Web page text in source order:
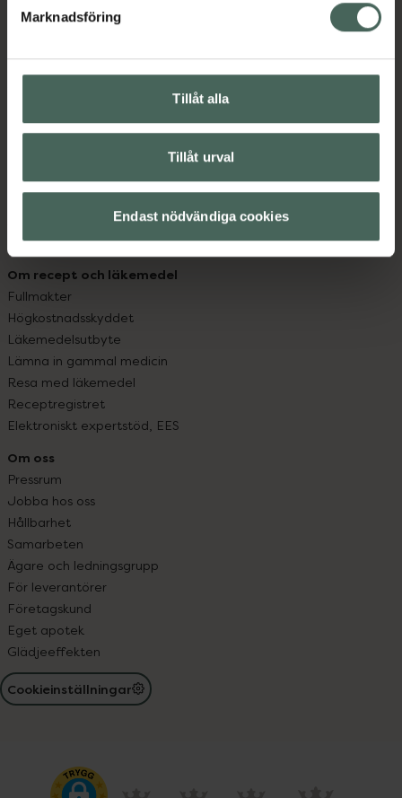
Marknadsföring
Tillåt alla
Tillåt urval
Endast nödvändiga cookies
Handla tryggt
Leverans, betalning och retur
Kundklubb
Sajtens tillgänglighet
Köpvillkor
Om recept och läkemedel
Fullmakter
Högkostnadsskyddet
Läkemedelsutbyte
Lämna in gammal medicin
Resa med läkemedel
Receptregistret
Elektroniskt expertstöd, EES
Om oss
Pressrum
Jobba hos oss
Hållbarhet
Samarbeten
Ägare och ledningsgrupp
För leverantörer
Företagskund
Eget apotek
Glädjeeffekten
Cookieinställningar